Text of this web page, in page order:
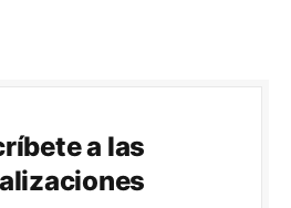
a las